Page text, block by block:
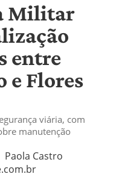
Militar
entre
e Flores
viária, com
manutenção
Paola Castro